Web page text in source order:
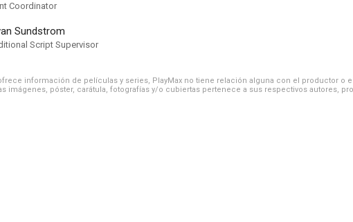
Coordinator
Sundstrom
Script Supervisor
información de películas y series, PlayMax no tiene relación alguna con el productor o
imágenes, póster, carátula, fotografías y/o cubiertas pertenece a sus respectivos autores,